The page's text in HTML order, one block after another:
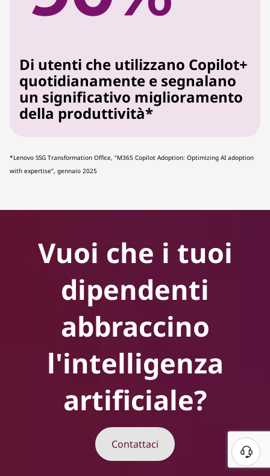
Di utenti che utilizzano Copilot+
quotidianamente e segnalano
un significativo miglioramento
della produttività*
*Lenovo SSG Transformation Office, “M365 Copilot Adoption: Optimizing AI adoption
with expertise”, gennaio 2025
Vuoi che i tuoi
dipendenti
abbraccino
l'intelligenza
artificiale?
Contattaci